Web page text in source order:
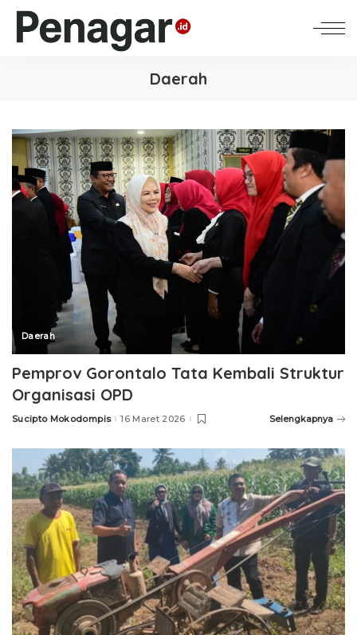
Daerah
Daerah
Pemprov Gorontalo Tata Kembali Struktur
Organisasi OPD
Posted
Sucipto Mokodompis 16 Maret 2026 Selengkapnya